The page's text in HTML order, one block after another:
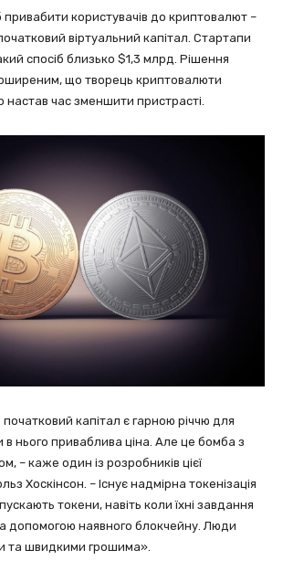
користувачів до криптовалют –
віртуальний капітал. Стартапи
спосіб близько $1,3 млрд. Рішення
що творець криптовалюти
час зменшити пристрасті.
капітал є гарною річчю для
в нього приваблива ціна. Але це бомба з
– каже один із розробників цієї
Хоскінсон. – Існує надмірна токенізація
токени, навіть коли їхні завдання
допомогою наявного блокчейну. Люди
та швидкими грошима».